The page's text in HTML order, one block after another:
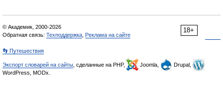
18+
© Академик, 2000-2026
Обратная связь: Техподдержка Реклама на сайте
👣 Путешествия
Экспорт словарей на сайты , сделанные на PHP, Joomla,
Drupal,
WordPress, MODx.